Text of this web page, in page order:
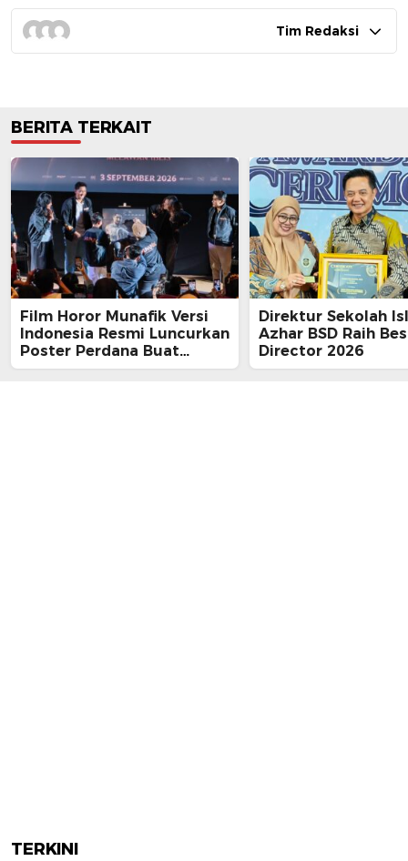
Tim Redaksi
BERITA TERKAIT
Film Horor Munafik Versi
Indonesia Resmi Luncurkan
Poster Perdana Buat
Kesan Spiritual Religi
Direktur Sekolah
Azhar BSD Raih
Director 2026
TERKINI